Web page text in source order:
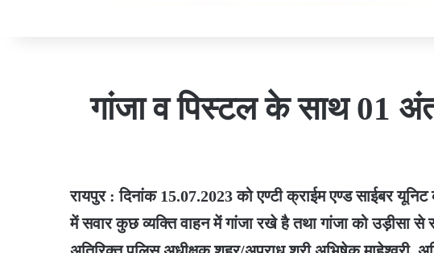
गांजा व पिस्टल के साथ 01
रायपुर : दिनांक 15.07.2023 को एण्टी क्राईम एण्ड साईबर यूनिट
में सवार कुछ व्यक्ति वाहन में गांजा रखे है तथा गांजा को उड़ीसा